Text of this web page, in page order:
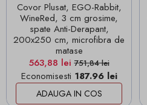
Covor Plusat, EGO-Rabbit,
WineRed, 3 cm grosime,
spate Anti-Derapant,
200x250 cm, microfibra de
matase
Pret
563,88 leiPret de baza
751,84 lei
Economisesti 187.96 lei
ADAUGA IN COS